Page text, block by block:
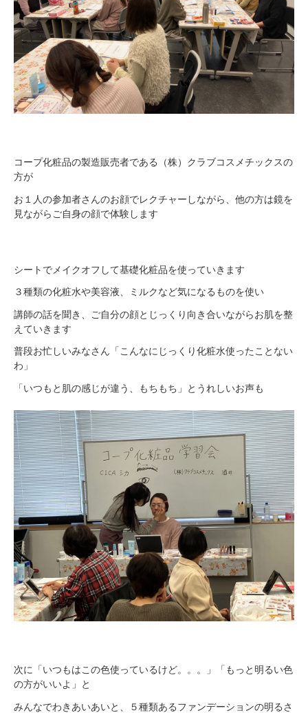
コープ化粧品の製造販売者である（株）クラブコスメチックスの
方が
お１人の参加者さんのお顔でレクチャーしながら、他の方は鏡を
見ながらご自身の顔で体験します
シートでメイクオフして基礎化粧品を使っていきます
３種類の化粧水や美容液、ミルクなど気になるものを使い
講師の話を聞き、ご自分の顔とじっくり向き合いながらお肌を整
えていきます
普段お忙しいみなさん「こんなにじっくり化粧水使ったことない
わ」
「いつもと肌の感じが違う、もちもち」とうれしいお声も
次に「いつもはこの色使っているけど。。。」「もっと明るい色
の方がいいよ」と
みんなでわきあいあいと、５種類あるファンデーションの明るさ